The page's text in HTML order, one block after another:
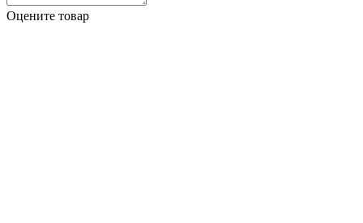
Оцените товар